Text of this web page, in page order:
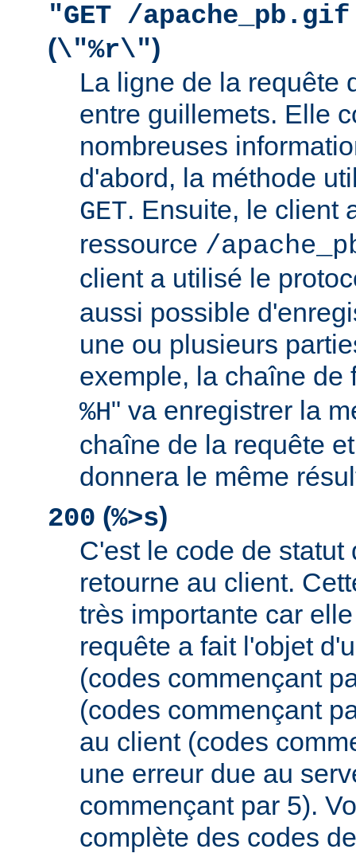
"GET /
(\"%r\")
La ligne de la requête
entre guillemets. Elle
nombreuses
d'abord, la méthode
GET. Ensuite, le client
ressource /
client a utilisé le
aussi possible
une ou plusieurs
exemple, la chaîne de
%H" va enregistrer la
chaîne de la requête
donnera le même
200 (%>s)
C'est le code de statut
retourne au client.
très importante car
requête a fait l'objet
(codes commençant
(codes commençant
au client (codes
une erreur due au
commençant par 5).
complète des codes